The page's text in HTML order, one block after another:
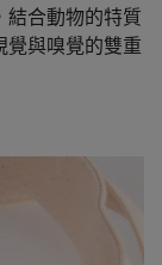
結合動物的特質
覺與嗅覺的雙重